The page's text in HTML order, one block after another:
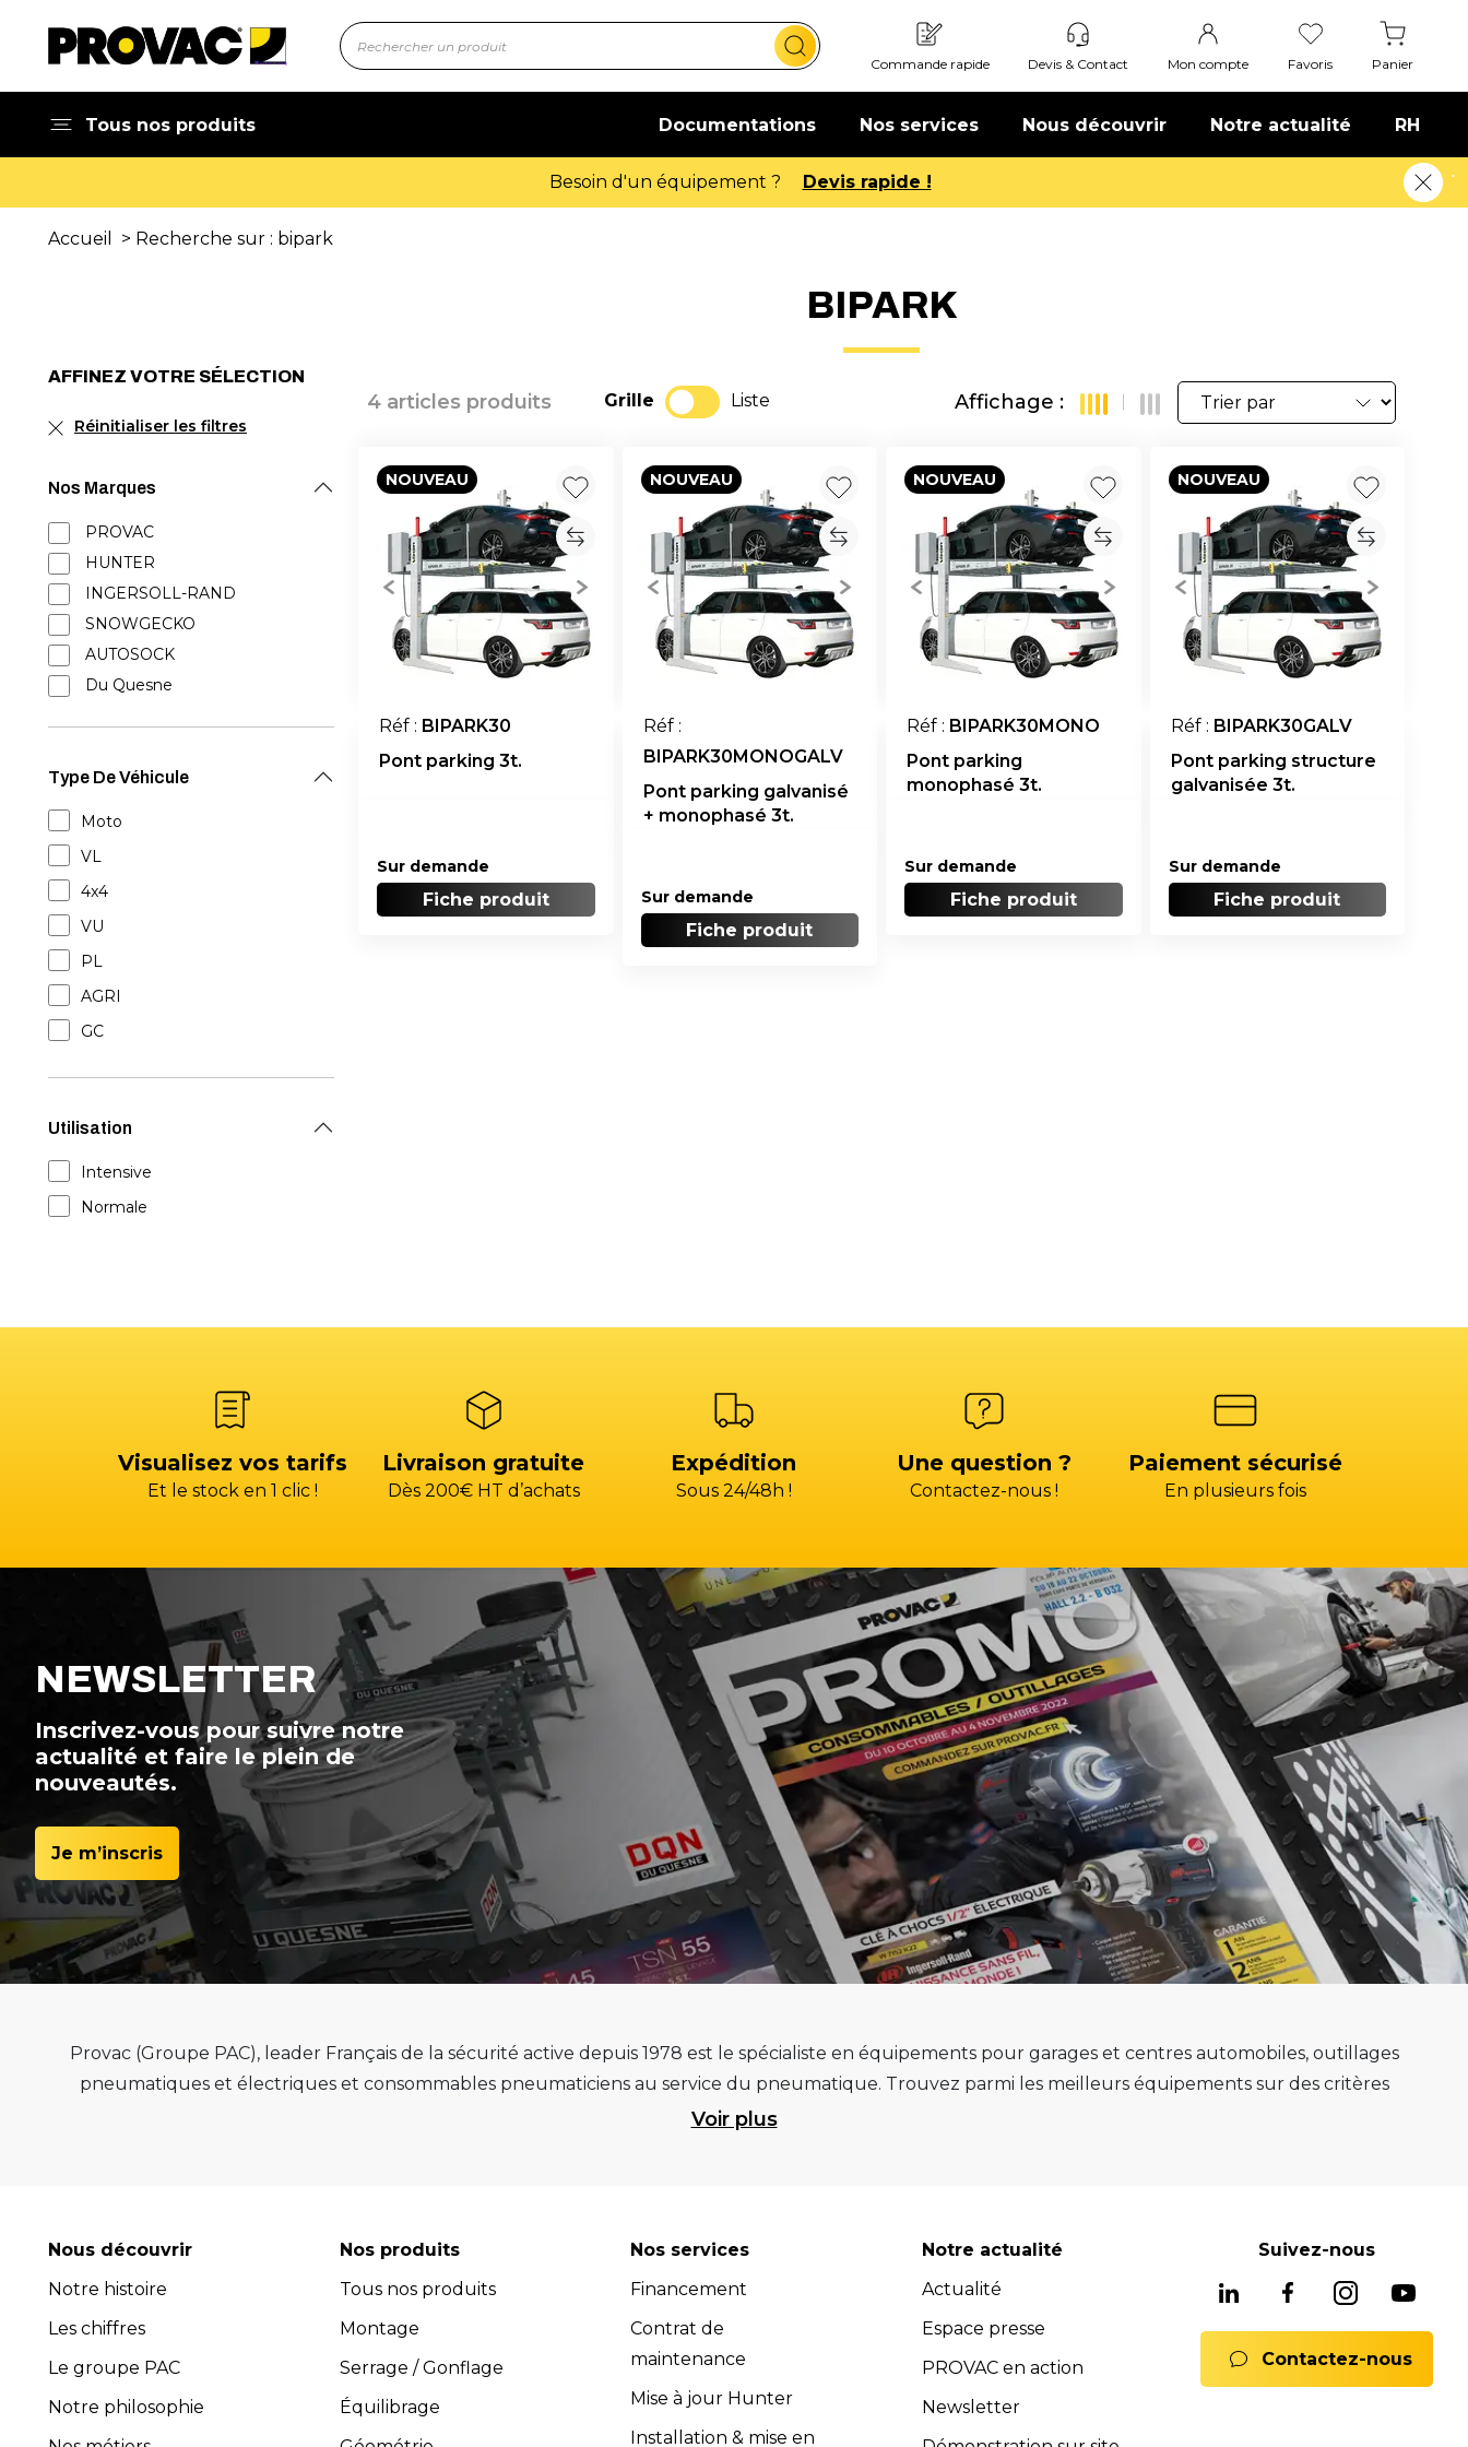
Commande rapide Devis & Contact Mon compte Favoris Panier
Tous nos produits Documentations Nos services Nous découvrir Notre actualité RH
Besoin d'un équipement ? Devis rapide !
Accueil > Recherche sur : bipark
AFFINEZ VOTRE SÉLECTION
Réinitialiser les filtres
Nos Marques
PROVAC
HUNTER
INGERSOLL-RAND
SNOWGECKO
AUTOSOCK
Du Quesne
Type De Véhicule
Moto
VL
4x4
VU
PL
AGRI
GC
Utilisation
Intensive
Normale
BIPARK
4 articles produits Grille Liste Affichage :
NOUVEAU
Réf : BIPARK30
Pont parking 3t.
Sur demande
Fiche produit
NOUVEAU
Réf :
BIPARK30MONOGALV
Pont parking galvanisé
+ monophasé 3t.
Sur demande
Fiche produit
NOUVEAU
Réf : BIPARK30MONO
Pont parking
monophasé 3t.
Sur demande
Fiche produit
NOUVEAU
Réf : BIPARK30GALV
Pont parking structure
galvanisée 3t.
Sur demande
Fiche produit
Visualisez vos tarifs
Et le stock en 1 clic !
Livraison gratuite
Dès 200€ HT d’achats
Expédition
Sous 24/48h !
Une question ?
Contactez-nous !
Paiement sécurisé
En plusieurs fois
NEWSLETTER
Inscrivez-vous pour suivre notre
actualité et faire le plein de
nouveautés.
Je m’inscris
Provac (Groupe PAC), leader Français de la sécurité active depuis 1978 est le spécialiste en équipements pour garages et centres automobiles, outillages
pneumatiques et électriques et consommables pneumaticiens au service du pneumatique. Trouvez parmi les meilleurs équipements sur des critères
de qualité, de pérennité et d’avance technologique pour que la roue remplisse au mieux sa mission.
optimiser l'efficacité et la productivité de votre atelier. Retrouvez une sélection de marques renommées, reconnues pour leur fiabilité, leur durabilité et
Avec plus de 45 ans d’expérience, PROVAC dispose d’un service après-vente efficace et propose une offre complète de services pour assurer
l’installation et la maintenance des équipements (contrats de maintenance, extensions de garantie, contrats full service, formations). Notre équipe est
composée de professionnels expérimentés et compétents dans le domaine de l'équipement de garage. Nous sommes là pour vous conseiller et vous
guider dans le choix des équipements les plus adaptés à vos besoins spécifiques. Les équipes Provac commerciales et SAV sont à votre disposition pour
fournir un soutien technique et répondre à toutes vos questions.
Voir plus
Nous découvrir
Notre histoire
Les chiffres
Le groupe PAC
Notre philosophie
Nos produits
Tous nos produits
Montage
Serrage / Gonflage
Équilibrage
Nos services
Financement
Contrat de
maintenance
Mise à jour Hunter
Installation & mise en
Notre actualité
Actualité
Espace presse
PROVAC en action
Newsletter
Suivez-nous
Contactez-nous